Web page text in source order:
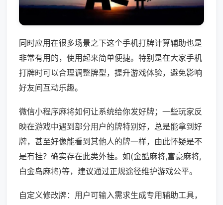
同时应用在很多场景之下这个手机打牌计算辅助也是
非常有用的，使用起来简单便捷。特别是在大家手机
打牌时可以合理调整牌型，提升游戏体验，避免影响
好友间互动乐趣。
微信小程序麻将如何让系统给你发好牌；一些玩家反
映在游戏中遇到部分用户的牌特别好，总是能拿到好
牌，甚至好像能看到其他人的牌一样，由此怀疑是不
是有挂？确实存在此类外挂。如(金酷麻将,富豪麻将,
白金岛麻将)等，建议通过正规途径维护游戏公平。
自定义修改牌：用户可输入需求生成专用辅助工具，